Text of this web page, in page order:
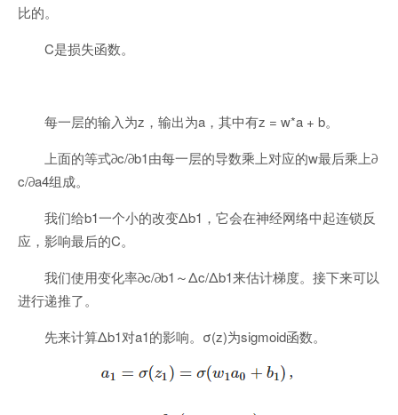
比的。
C是损失函数。
每一层的输入为z，输出为a，其中有z = w*a + b。
上面的等式∂c/∂b1由每一层的导数乘上对应的w最后乘上∂
c/∂a4组成。
我们给b1一个小的改变Δb1，它会在神经网络中起连锁反
应，影响最后的C。
我们使用变化率∂c/∂b1～Δc/Δb1来估计梯度。接下来可以
进行递推了。
先来计算Δb1对a1的影响。σ(z)为sigmoid函数。